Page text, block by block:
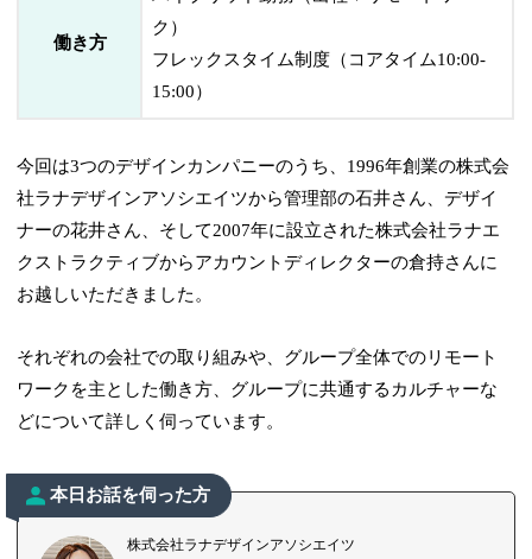
働き方
ク）
フレックスタイム制度（コアタイム10:00-
15:00）
今回は3つのデザインカンパニーのうち、1996年創業の株式会
社ラナデザインアソシエイツから管理部の石井さん、デザイ
ナーの花井さん、そして2007年に設立された株式会社ラナエ
クストラクティブからアカウントディレクターの倉持さんに
お越しいただきました。
それぞれの会社での取り組みや、グループ全体でのリモート
ワークを主とした働き方、グループに共通するカルチャーな
どについて詳しく伺っています。
本日お話を伺った方
株式会社ラナデザインアソシエイツ